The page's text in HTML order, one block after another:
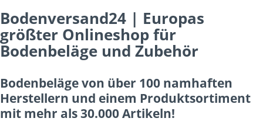
Bodenversand24 | Europas
größter Onlineshop für
Bodenbeläge und Zubehör
Bodenbeläge von über 100 namhaften
Herstellern und einem Produktsortiment
mit mehr als 30.000 Artikeln!